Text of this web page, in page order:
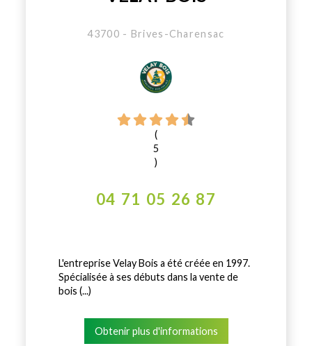
43700 - Brives-Charensac
(
5
)
04 71 05 26 87
L'entreprise Velay Bois a été créée en 1997.
Spécialisée à ses débuts dans la vente de
bois (...)
Obtenir plus d'informations